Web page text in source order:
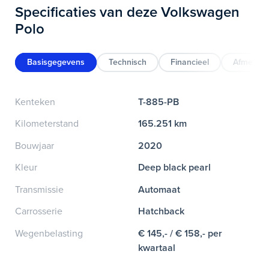
Specificaties van deze Volkswagen
Polo
Basisgegevens Technisch Financieel
Kenteken
T-885-PB
Kilometerstand
165.251 km
Bouwjaar
2020
Kleur
Deep black pearl
Transmissie
Automaat
Carrosserie
Hatchback
Wegenbelasting
€ 145,- / € 158,- per
kwartaal